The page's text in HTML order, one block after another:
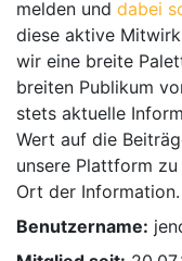
melden und dabei
diese aktive
wir eine breite
breiten Publikum
stets aktuelle
Wert auf die
unsere Plattform
Ort der Information.
Benutzername: